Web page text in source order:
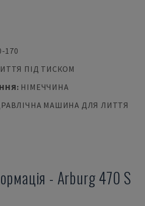
170
ПІД ТИСКОМ
: НІМЕЧЧИНА
МАШИНА ДЛЯ ЛИТТЯ
- Arburg470 S